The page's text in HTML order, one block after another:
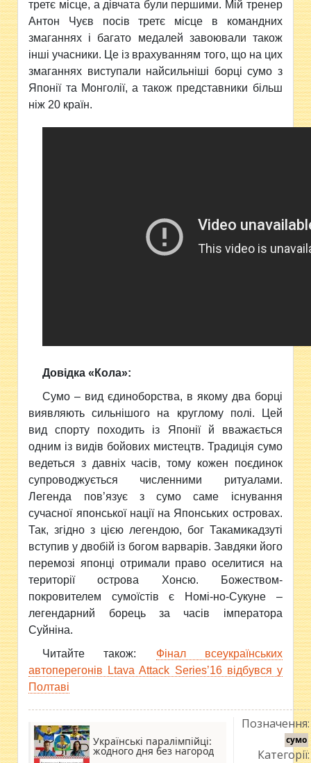
третє місце, а дівчата були першими. Мій тренер
Антон Чуєв посів третє місце в командних
змаганнях і багато медалей завоювали також
інші учасники. Це із врахуванням того, що на цих
змаганнях виступали найсильніші борці сумо з
Японії та Монголії, а також представники більш
ніж 20 країн.
Довідка «Кола»:
Сумо – вид єдиноборства, в якому два борці
виявляють сильнішого на круглому полі. Цей
вид спорту походить із Японії й вважається
одним із видів бойових мистецтв. Традиція сумо
ведеться з давніх часів, тому кожен поєдинок
супроводжується численними ритуалами.
Легенда пов’язує з сумо саме існування
сучасної японської нації на Японських островах.
Так, згідно з цією легендою, бог Такамикадзуті
вступив у двобій із богом варварів. Завдяки його
перемозі японці отримали право оселитися на
території острова Хонсю. Божеством-
покровителем сумоїстів є Номі-но-Сукуне –
легендарний борець за часів імператора
Суйніна.
Читайте також:
Фінал всеукраїнських
автоперегонів Ltava Attack Series’16 відбувся у
Полтаві
Українські паралімпійці:
жодного дня без нагород
Позначення:
сумо
Категорії: